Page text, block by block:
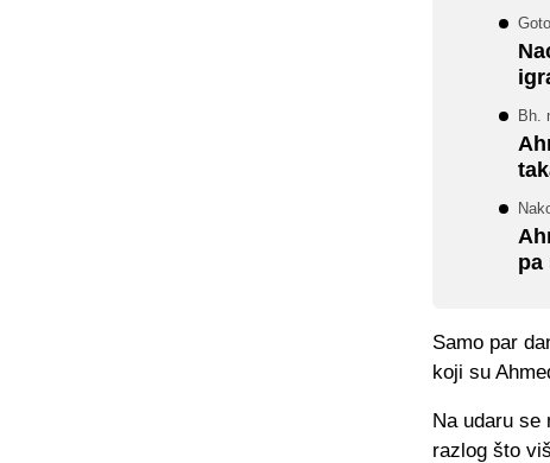
Bh.
pa
Samo par
koji su
Na udaru se
razlog što